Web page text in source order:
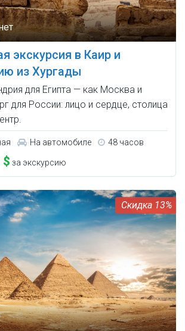
экскурсия в Каир и
из Хургады
для Египта — как Москва и
для России: лицо и сердце, столица
На автомобиле 48 часов
$ за экскурсию
13%